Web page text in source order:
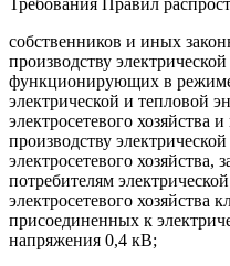
Требования Правил
собственников и иных
производству
функционирующих в
электрической и тепловой
электросетевого
производству
электросетевого
потребителям
электросетевого
присоединенных к
напряжения 0,4 кВ;